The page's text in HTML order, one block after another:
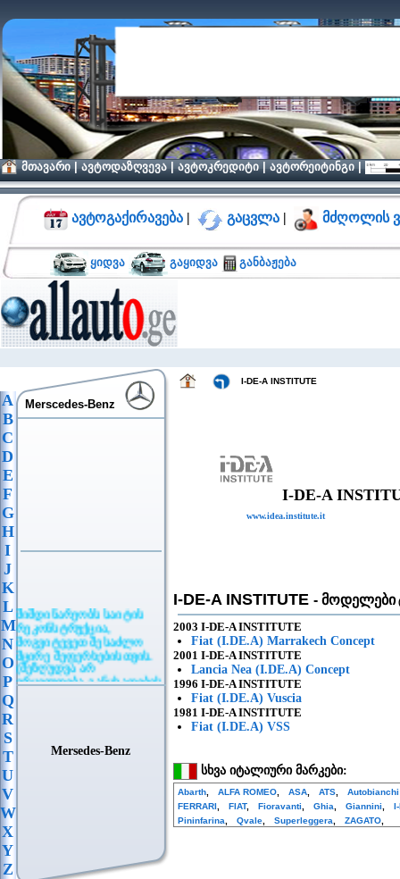
მთავარი|ავტოდაზღვევა|ავტოკრედიტი|ავტორეიტინგი|
ავტოგაქირავება | გაცვლა | მძღოლის
ყიდვა გაყიდვა განბაჟება
A
B
C
D
E
F
G
H
I
J
K
L
M
N
O
P
Q
R
S
T
U
V
W
X
Y
Z
Merscedes-Benz
მიმდინარეობს საიტის
რეკონსტრუქცია,
მოგვიტევეთ შესაძლო
მცირე შეფერხებისთვის.
(შეზღუდვა არ
ვრცელდება განცხადების
განთავსებაზე)
Mersedes-Benz
I-DE-A INSTITUTE
I-DE-A
www.idea.institute.it
I-DE-A INSTITUTE - მოდელები
2003 I-DE-A INSTITUTE
Fiat (I.DE.A) Marrakech Concept
2001 I-DE-A INSTITUTE
Lancia Nea (I.DE.A) Concept
1996 I-DE-A INSTITUTE
Fiat (I.DE.A) Vusciа
1981 I-DE-A INSTITUTE
Fiat (I.DE.A) VSS
სხვა იტალიური მარკები:
Abarth ALFA ROMEO ASA ATS
FERRARI
FIAT, Fioravanti Ghia Giannini
Pininfarina
Qvale Superleggera ZAGATO